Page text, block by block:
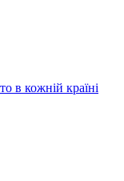
в кожній країні